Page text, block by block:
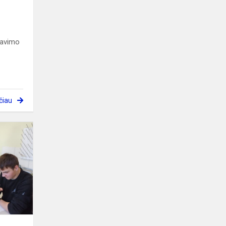
Apie
veiklas
Sumanaus
moksleivio
akademijoje